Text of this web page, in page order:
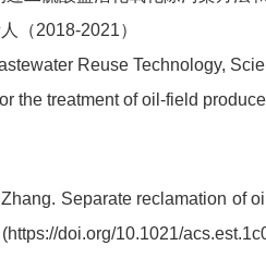
（2018-2021）
Reuse Technology,
the treatment of oil-field
Separate reclamation of
doi.org/10.1021/